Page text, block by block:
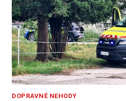
DOPRAVNÉ NEHODY